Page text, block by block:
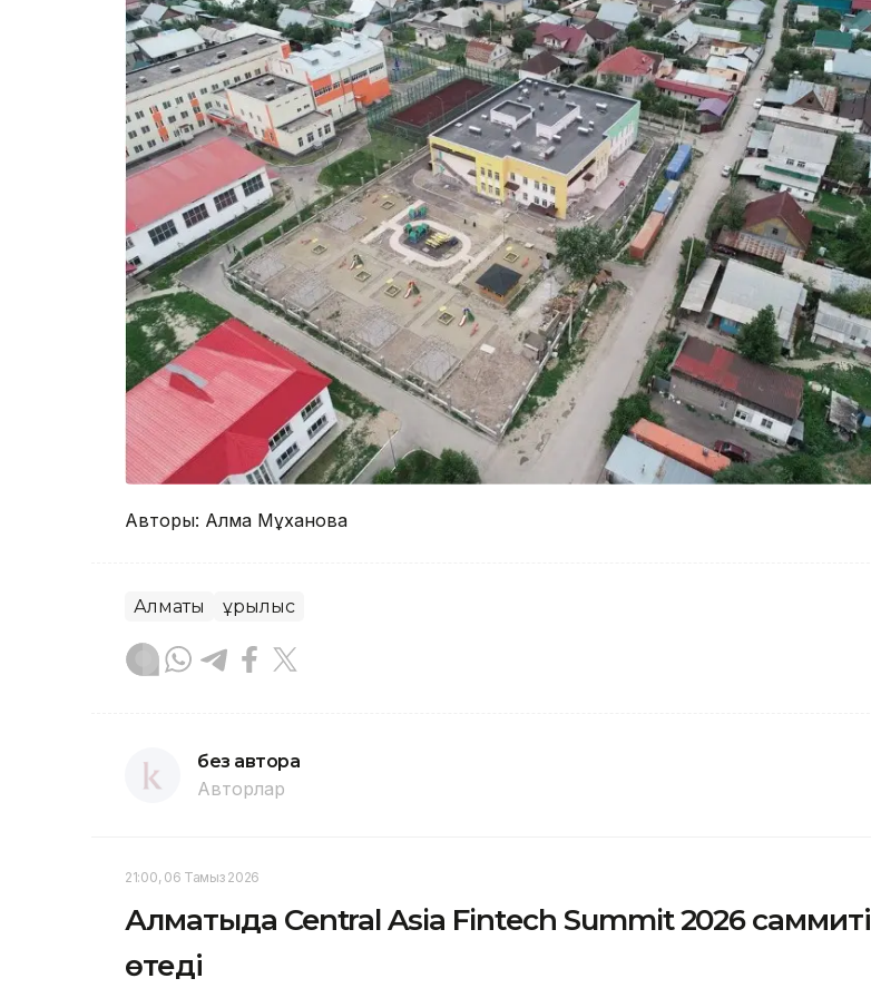
Авторы: Алма Мұханова
Алматы Құрылыс
без автора
Авторлар
21:00, 06 Тамыз 2026
Алматыда Central Asia Fintech Summit 2026 саммиті
өтеді